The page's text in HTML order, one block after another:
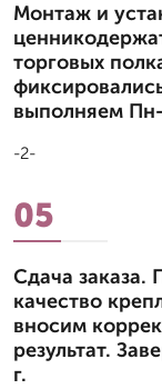
Монтаж и
торговых
выполняем
-2-
05
Сдача заказа.
качество
вносим
результат.
г.